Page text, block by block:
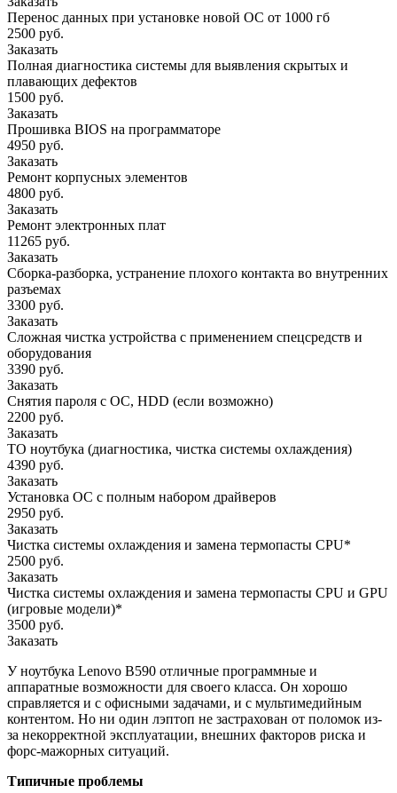
Перенос данных при установке новой ОС от 1000 гб
2500 руб.
Заказать
Полная диагностика системы для выявления скрытых и
плавающих дефектов
1500 руб.
Заказать
Прошивка BIOS на программаторе
4950 руб.
Заказать
Ремонт корпусных элементов
4800 руб.
Заказать
Ремонт электронных плат
11265 руб.
Заказать
Сборка-разборка, устранение плохого контакта во внутренних
разъемах
3300 руб.
Заказать
Сложная чистка устройства с применением спецсредств и
оборудования
3390 руб.
Заказать
Снятия пароля с OC, HDD (если возможно)
2200 руб.
Заказать
ТО ноутбука (диагностика, чистка системы охлаждения)
4390 руб.
Заказать
Установка ОС с полным набором драйверов
2950 руб.
Заказать
Чистка системы охлаждения и замена термопасты CPU*
2500 руб.
Заказать
Чистка системы охлаждения и замена термопасты CPU и GPU
(игровые модели)*
3500 руб.
Заказать
У ноутбука Lenovo B590 отличные программные и
аппаратные возможности для своего класса. Он хорошо
справляется и с офисными задачами, и с мультимедийным
контентом. Но ни один лэптоп не застрахован от поломок из-
за некорректной эксплуатации, внешних факторов риска и
форс-мажорных ситуаций.
Типичные проблемы